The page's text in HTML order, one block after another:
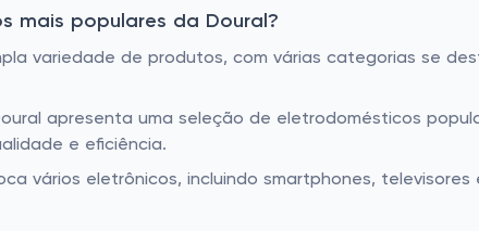
mais populares da Doural?
variedade de produtos, com várias categorias se
apresenta uma seleção de eletrodomésticos
e eficiência.
vários eletrônicos, incluindo smartphones,